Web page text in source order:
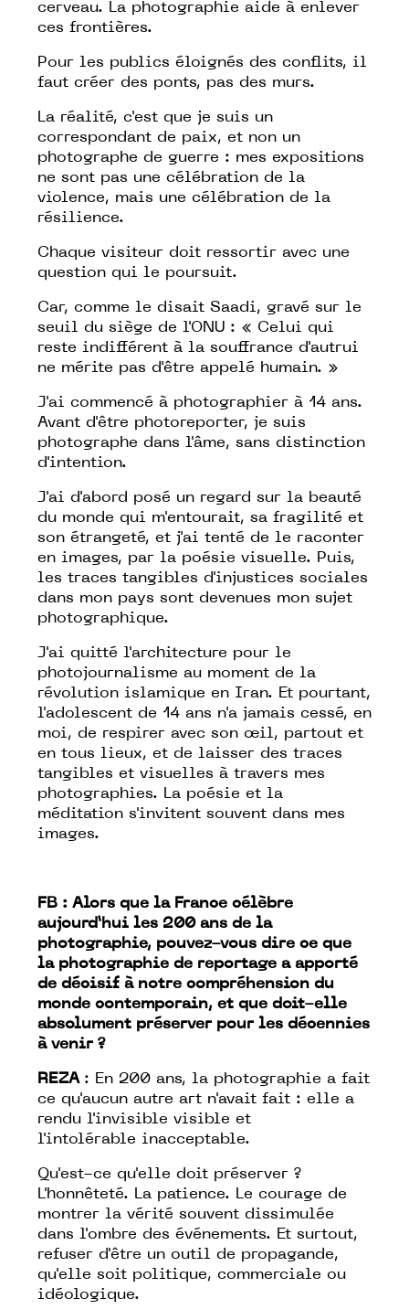
cerveau. La photographie aide à enlever
ces frontières.
Pour les publics éloignés des conflits, il
faut créer des ponts, pas des murs.
La réalité, c'est que je suis un
correspondant de paix, et non un
photographe de guerre : mes expositions
ne sont pas une célébration de la
violence, mais une célébration de la
résilience.
Chaque visiteur doit ressortir avec une
question qui le poursuit.
Car, comme le disait Saadi, gravé sur le
seuil du siège de l'ONU : « Celui qui
reste indifférent à la souffrance d'autrui
ne mérite pas d'être appelé humain. »
J'ai commencé à photographier à 14 ans.
Avant d'être photoreporter, je suis
photographe dans l'âme, sans distinction
d'intention.
J'ai d'abord posé un regard sur la beauté
du monde qui m'entourait, sa fragilité et
son étrangeté, et j'ai tenté de le raconter
en images, par la poésie visuelle. Puis,
les traces tangibles d'injustices sociales
dans mon pays sont devenues mon sujet
photographique.
J'ai quitté l'architecture pour le
photojournalisme au moment de la
révolution islamique en Iran. Et pourtant,
l'adolescent de 14 ans n'a jamais cessé, en
moi, de respirer avec son œil, partout et
en tous lieux, et de laisser des traces
tangibles et visuelles à travers mes
photographies. La poésie et la
méditation s'invitent souvent dans mes
images.
FB : Alors que la France célèbre
aujourd’hui les 200 ans de la
photographie, pouvez-vous dire ce que
la photographie de reportage a apporté
de décisif à notre compréhension du
monde contemporain, et que doit-elle
absolument préserver pour les décennies
à venir ?
REZA : En 200 ans, la photographie a fait
ce qu'aucun autre art n'avait fait : elle a
rendu l'invisible visible et
l'intolérable inacceptable.
Qu'est-ce qu'elle doit préserver ?
L'honnêteté. La patience. Le courage de
montrer la vérité souvent dissimulée
dans l'ombre des événements. Et surtout,
refuser d'être un outil de propagande,
qu'elle soit politique, commerciale ou
idéologique.